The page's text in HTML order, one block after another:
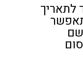
11.5.25 עד לתאריך